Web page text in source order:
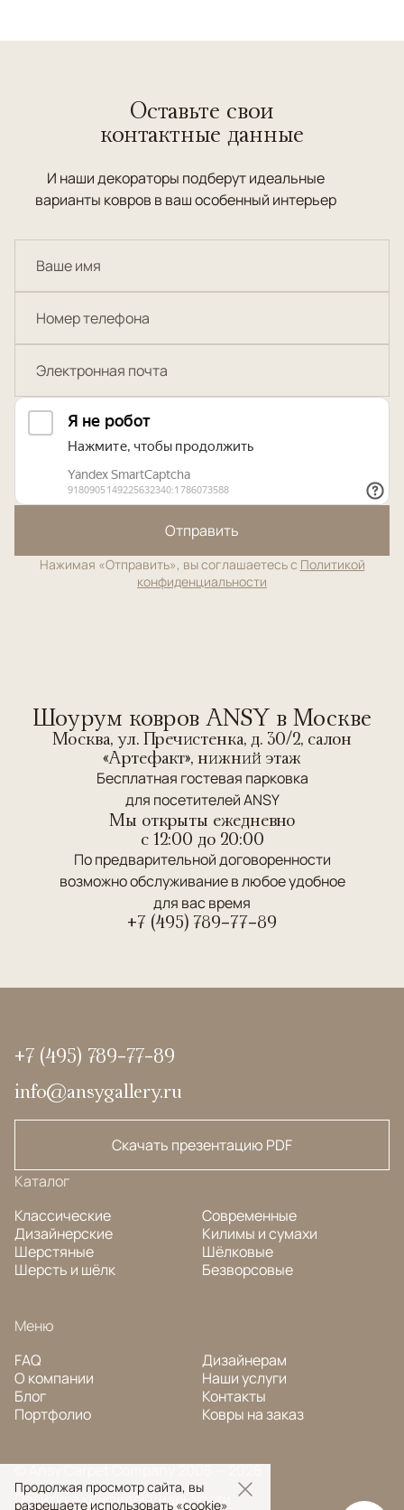
Оставьте свои
контактные данные
И наши декораторы подберут идеальные
варианты ковров в ваш особенный интерьер
Отправить
Нажимая «Отправить», вы соглашаетесь с Политикой
конфиденциальности
Шоурум ковров ANSY в Москве
Москва, ул. Пречистенка, д. 30/2, салон
«Артефакт», нижний этаж
Бесплатная гостевая парковка
для посетителей ANSY
Мы открыты ежедневно
c 12:00 до 20:00
По предварительной договоренности
возможно обслуживание в любое удобное
для вас время
+7 (495) 789-77-89
+7 (495) 789-77-89
info@ansygallery.ru
Скачать презентацию PDF
Каталог
Классические
Дизайнерские
Шерстяные
Шерсть и шёлк
Современные
Килимы и сумахи
Шёлковые
Безворсовые
Меню
FAQ
О компании
Блог
Портфолио
Дизайнерам
Наши услуги
Контакты
Ковры на заказ
© Ansy Carpet Company 2005 — 2026
Политика конфиденциальности
Продолжая просмотр сайта, вы
разрешаете использовать «cookie»